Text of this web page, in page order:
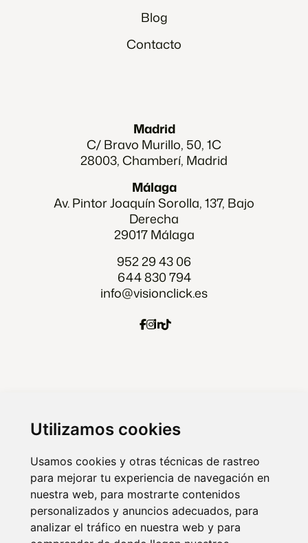
Utilizamos cookies
Usamos cookies y otras técnicas de rastreo
para mejorar tu experiencia de navegación en
nuestra web, para mostrarte contenidos
personalizados y anuncios adecuados, para
analizar el tráfico en nuestra web y para
Blog
Contacto
Madrid
C/ Bravo Murillo, 50, 1C
28003, Chamberí, Madrid
Málaga
Av. Pintor Joaquín Sorolla, 137, Bajo
Derecha
29017 Málaga
952 29 43 06
644 830 794
info@visionclick.es
Marketing digital Madrid
Marketing digital Almería
© 2026 VISIONCLICK. Agencia de marketing
online y publicidad.